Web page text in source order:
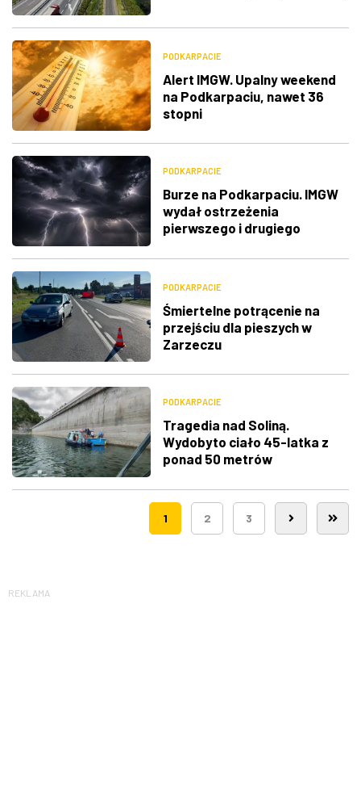
PODKARPACIE
Alert IMGW. Upalny weekend
na Podkarpaciu, nawet 36
stopni
PODKARPACIE
Burze na Podkarpaciu. IMGW
wydał ostrzeżenia
pierwszego i drugiego
PODKARPACIE
Śmiertelne potrącenie na
przejściu dla pieszych w
Zarzeczu
PODKARPACIE
Tragedia nad Soliną.
Wydobyto ciało 45-latka z
ponad 50 metrów
1 2 3
REKLAMA